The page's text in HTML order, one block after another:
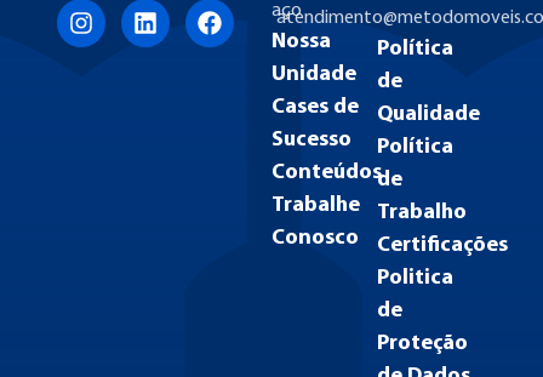
aço
Nossa
Unidade
Cases de
Sucesso
Conteúdos
Trabalhe
Conosco
Política
de
Qualidade
Política
de
Trabalho
Certificações
Politica
de
Proteção